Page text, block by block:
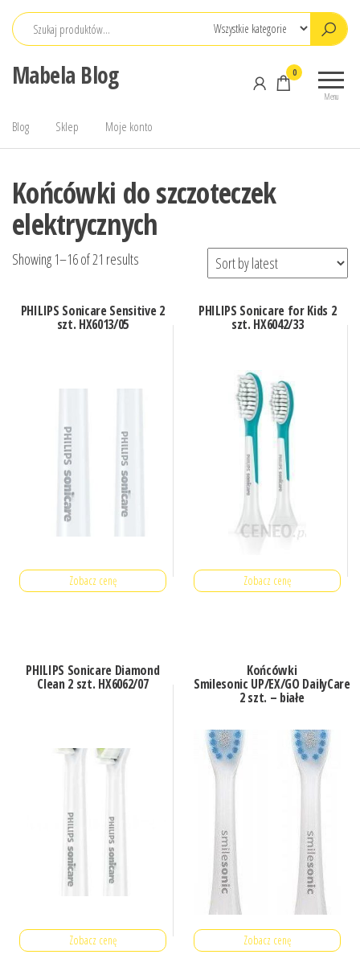
Przejdź
Mabela Blog
Menu
0
Blog Sklep Moje konto
Końcówki do szczoteczek
elektrycznych
Showing 1–16 of 21 results
PHILIPS Sonicare Sensitive 2
szt. HX6013/05
Zobacz cenę
PHILIPS Sonicare for Kids 2
szt. HX6042/33
Zobacz cenę
PHILIPS Sonicare Diamond
Clean 2 szt. HX6062/07
Zobacz cenę
Końcówki
Smilesonic UP/EX/GO DailyCare
2 szt. – białe
Zobacz cenę